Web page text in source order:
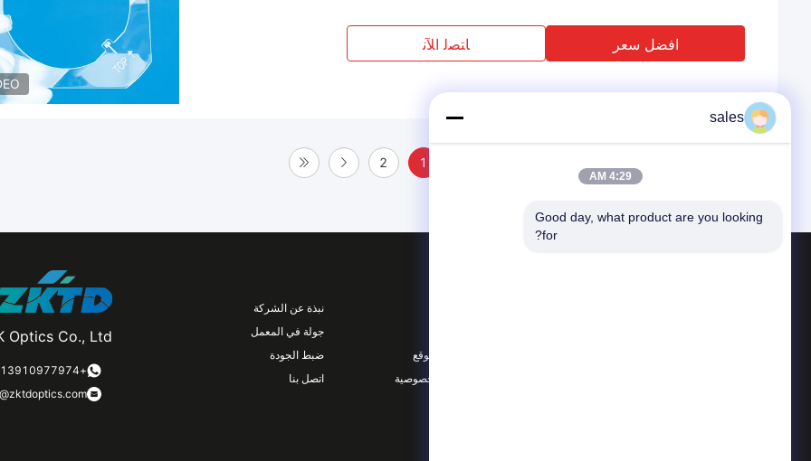
افضل سعر ﺎﺘﺼﻟ ﺍﻶﻧ
1
2
Optics Co., Ltd.
+8613910977974
نبذة عن الشركة
جولة في المعمل
ضبط الجودة
اتصل بنا
خريطة الموقع
سياسة الخصوصية
sales
4:29 AM
Good day, what product are you looking
for?